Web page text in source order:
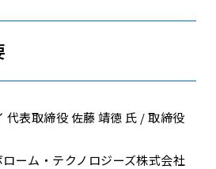
代表取締役 佐藤 靖徳 氏 / 取締役
ローム・テクノロジーズ株式会社